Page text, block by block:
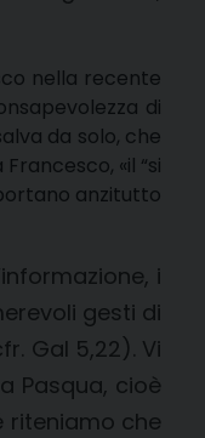
nella recente
di
da solo, che
«il “si
anzitutto
i
gesti di
Gal 5,22). Vi
Pasqua, cioè
riteniamo che